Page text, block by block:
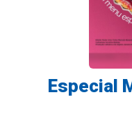
Especial